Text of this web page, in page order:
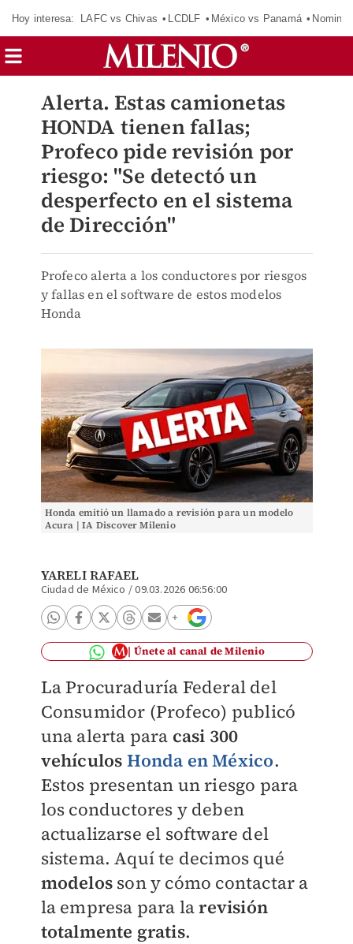
Hoy interesa: LAFC vs Chivas LCDLF México vs Panamá
Alerta. Estas camionetas
HONDA tienen fallas;
Profeco pide revisión por
riesgo: "Se detectó un
desperfecto en el sistema
de Dirección"
Profeco alerta a los conductores por riesgos
y fallas en el software de estos modelos
Honda
Honda emitió un llamado a revisión para un modelo
Acura | IA Discover Milenio
YARELI RAFAEL
Ciudad de México /09.03.2026 06:56:00
Únete al canal de Milenio
La Procuraduría Federal del
Consumidor (Profeco) publicó
una alerta para casi 300
vehículos Honda en México.
Estos presentan un riesgo para
los conductores y deben
actualizarse el software del
sistema. Aquí te decimos qué
modelos son y cómo contactar a
la empresa para larevisión
totalmente gratis.